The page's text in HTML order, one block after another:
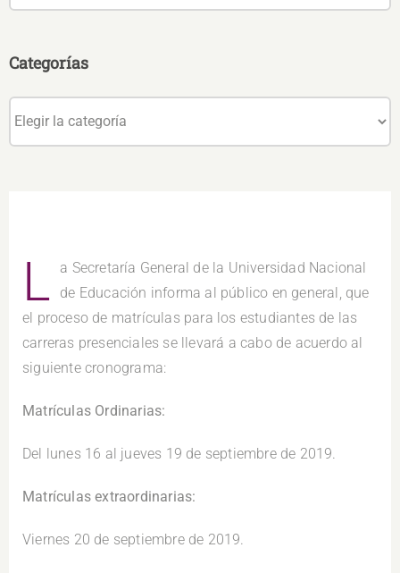
L
a Secretaría General de la Universidad Nacional
de Educación informa al público en general, que
el proceso de matrículas para los estudiantes de las
carreras presenciales se llevará a cabo de acuerdo al
siguiente cronograma:
Matrículas Ordinarias:
Del lunes 16 al jueves 19 de septiembre de 2019.
Matrículas extraordinarias:
Viernes 20 de septiembre de 2019.
Categorías